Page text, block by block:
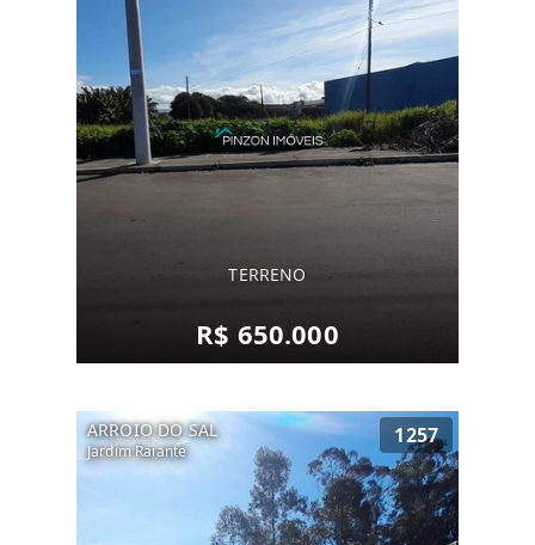
TERRENO
R$ 650.000
ARROIO DO SAL
Jardim Raiante
1257